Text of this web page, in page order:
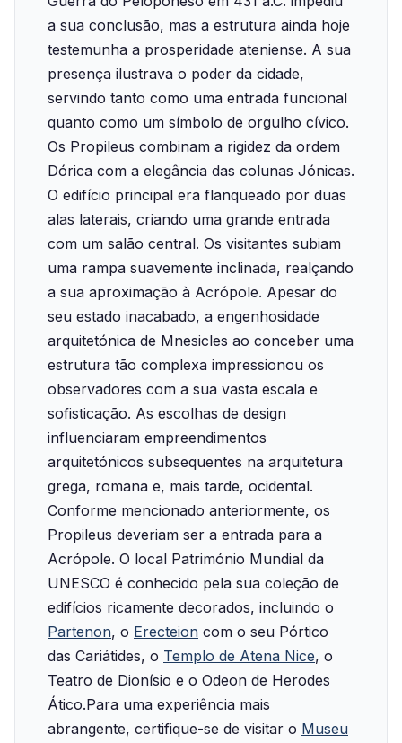
a sua conclusão, mas a estrutura ainda hoje
testemunha a prosperidade ateniense. A sua
presença ilustrava o poder da cidade,
servindo tanto como uma entrada funcional
quanto como um símbolo de orgulho cívico.‍
Os Propileus combinam a rigidez da ordem
Dórica com a elegância das colunas Jónicas.
O edifício principal era flanqueado por duas
alas laterais, criando uma grande entrada
com um salão central. Os visitantes subiam
uma rampa suavemente inclinada, realçando
a sua aproximação à Acrópole. Apesar do
seu estado inacabado, a engenhosidade
arquitetónica de Mnesicles ao conceber uma
estrutura tão complexa impressionou os
observadores com a sua vasta escala e
sofisticação. As escolhas de design
influenciaram empreendimentos
arquitetónicos subsequentes na arquitetura
grega, romana e, mais tarde, ocidental.‍
Conforme mencionado anteriormente, os
Propileus deveriam ser a entrada para a
Acrópole. O local Património Mundial da
UNESCO é conhecido pela sua coleção de
edifícios ricamente decorados, incluindo o
Partenon, o Erecteion com o seu Pórtico
das Cariátides, o Templo de Atena Nice, o
Teatro de Dionísio e o Odeon de Herodes
Ático.‍Para uma experiência mais
abrangente, certifique-se de visitar o Museu